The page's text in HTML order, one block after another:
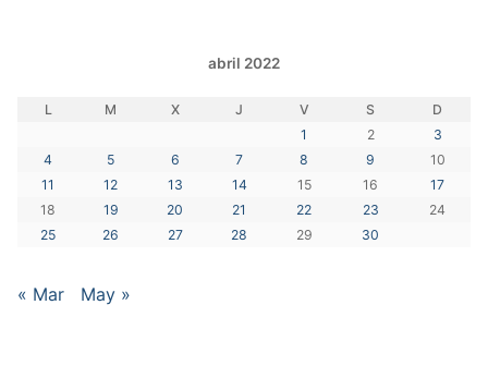
abril 2022
L M X J V S
D
1
2
3
4
5 6 7 8 9
10
11
12 13 14 15 16
17
18
19 20 21 22 23
24
25
26 27 28 29 30
« Mar May »